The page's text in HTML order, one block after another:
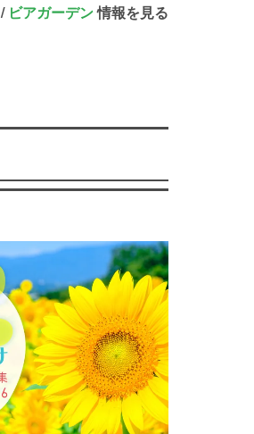
/ ビアガーデン情報を見る